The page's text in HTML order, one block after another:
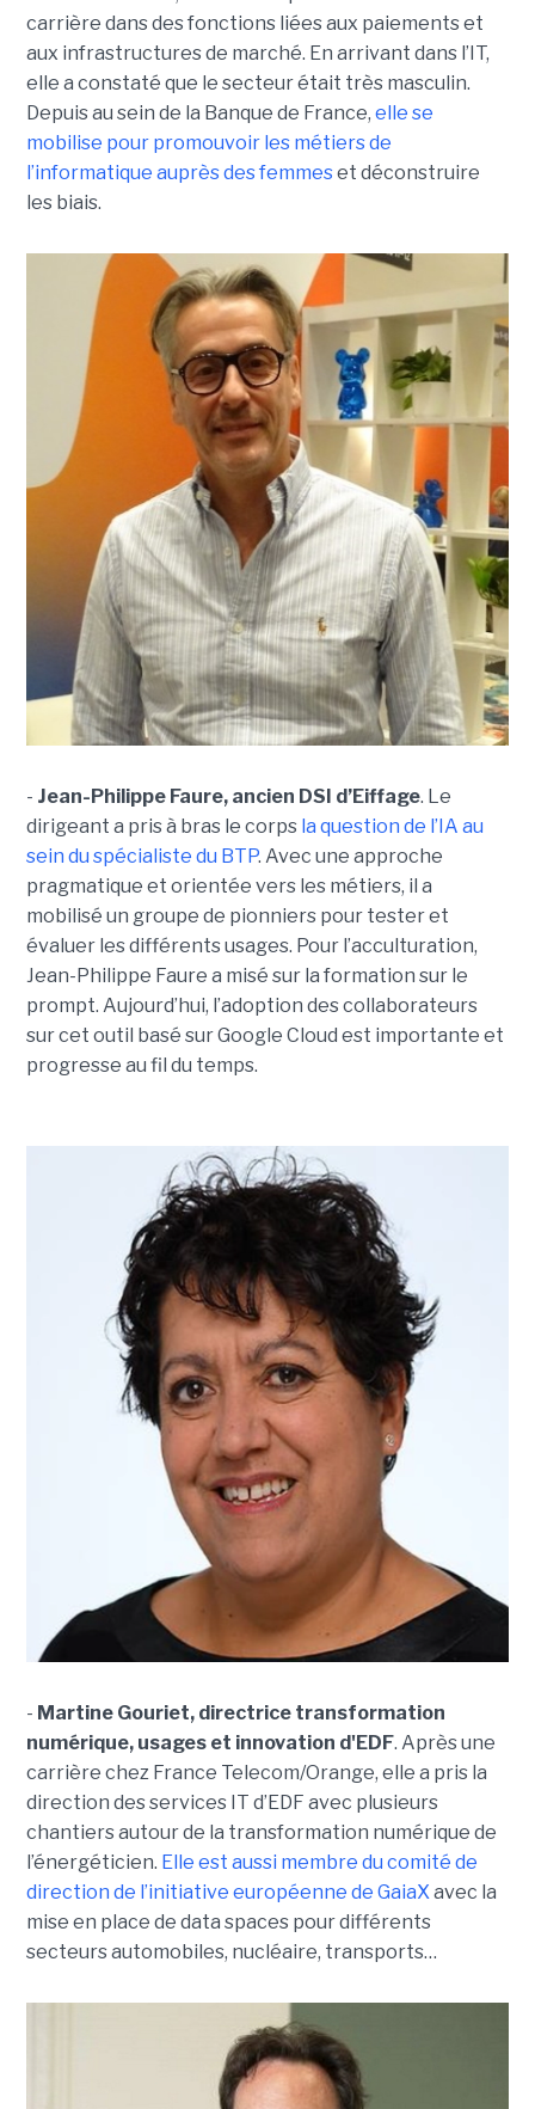
carrière dans des fonctions liées aux paiements et
aux infrastructures de marché. En arrivant dans l’IT,
elle a constaté que le secteur était très masculin.
Depuis au sein de la Banque de France, elle se
mobilise pour promouvoir les métiers de
l’informatique auprès des femmeset déconstruire
les biais.
- Jean-Philippe Faure, ancien DSI d’Eiffage. Le
dirigeant a pris à bras le corps la question de l’IA au
sein du spécialiste du BTP. Avec une approche
pragmatique et orientée vers les métiers, il a
mobilisé un groupe de pionniers pour tester et
évaluer les différents usages. Pour l’acculturation,
Jean-Philippe Faure a misé sur la formation sur le
prompt. Aujourd’hui, l’adoption des collaborateurs
sur cet outil basé sur Google Cloud est importante et
progresse au fil du temps.
- Martine Gouriet, directrice transformation
numérique, usages et innovation d'EDF. Après une
carrière chez France Telecom/Orange, elle a pris la
direction des services IT d’EDF avec plusieurs
chantiers autour de la transformation numérique de
l’énergéticien. Elle est aussi membre du comité de
direction de l’initiative européenne de GaiaXavec la
mise en place de data spaces pour différents
secteurs automobiles, nucléaire, transports…